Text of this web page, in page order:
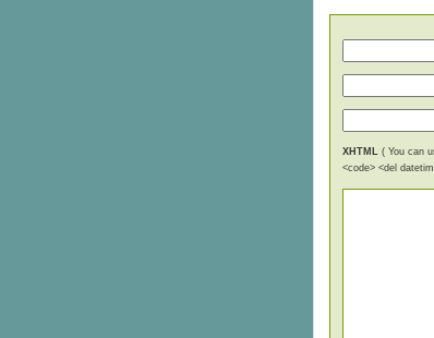
XHTML
( You can
<code> <del